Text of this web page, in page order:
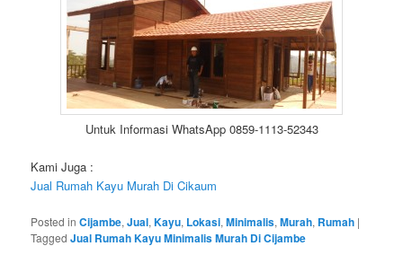
Untuk Informasi WhatsApp 0859-1113-52343
Kami Juga :
Jual Rumah Kayu Murah Di Cikaum
Posted in Cijambe,Jual,Kayu, Lokasi,Minimalis,Murah, Rumah |
Tagged Jual Rumah Kayu Minimalis Murah Di Cijambe